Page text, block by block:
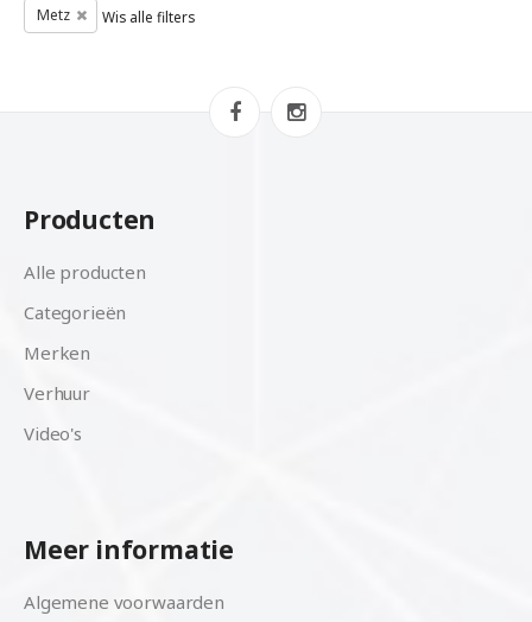
Metz Wis alle filters
Producten
Alle producten
Categorieën
Merken
Verhuur
Video's
Meer informatie
Algemene voorwaarden